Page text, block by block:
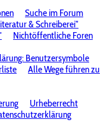
Suche im Forum
& Schreiberei"
Nichtöffentliche Foren
Benutzersymbole
Alle Wege führen zu
Urheberrecht